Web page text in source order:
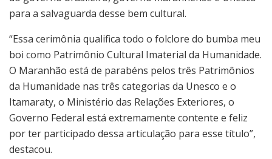
para a salvaguarda desse bem cultural.
“Essa cerimônia qualifica todo o folclore do bumba meu
boi como Patrimônio Cultural Imaterial da Humanidade.
O Maranhão está de parabéns pelos três Patrimônios
da Humanidade nas três categorias da Unesco e o
Itamaraty, o Ministério das Relações Exteriores, o
Governo Federal está extremamente contente e feliz
por ter participado dessa articulação para esse título”,
destacou.